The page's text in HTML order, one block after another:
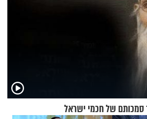
סמכותם של חכמי ישראל